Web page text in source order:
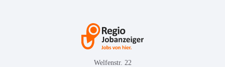
Welfenstr. 22